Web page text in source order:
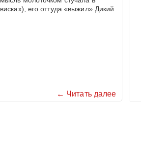
← Читать далее
висках), его оттуда «выжил» Дикий